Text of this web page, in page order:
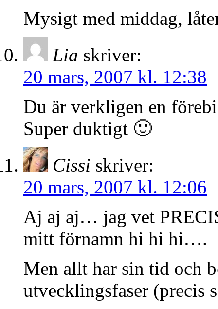
Mysigt med middag,
Lia skriver:
20 mars, 2007 kl. 12:38
Du är verkligen en
Super duktigt 🙂
Cissi skriver:
20 mars, 2007 kl. 12:06
Aj aj aj… jag vet
mitt förnamn hi hi hi….
Men allt har sin tid och
utvecklingsfaser (precis